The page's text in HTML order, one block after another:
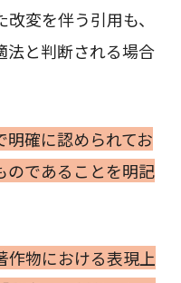
変を伴う引用も、
法と判断される場合
確に認められてお
のであることを明記
作物における表現上